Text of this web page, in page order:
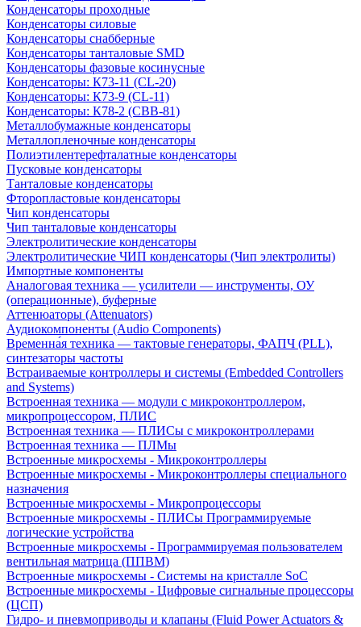
Конденсаторы проходные
Конденсаторы силовые
Конденсаторы снабберные
Конденсаторы танталовые SMD
Конденсаторы фазовые косинусные
Конденсаторы: К73-11 (CL-20)
Конденсаторы: К73-9 (CL-11)
Конденсаторы: К78-2 (CBB-81)
Металлобумажные конденсаторы
Металлопленочные конденсаторы
Полиэтилентерефталатные конденсаторы
Пусковые конденсаторы
Танталовые конденсаторы
Фторопластовые конденсаторы
Чип конденсаторы
Чип танталовые конденсаторы
Электролитические конденсаторы
Электролитические ЧИП конденсаторы (Чип электролиты)
Импортные компоненты
Аналоговая техника — усилители — инструменты, ОУ
(операционные), буферные
Аттенюаторы (Attenuators)
Аудиокомпоненты (Audio Components)
Временна́я техника — тактовые генераторы, ФАПЧ (PLL),
синтезаторы частоты
Встраиваемые контроллеры и системы (Embedded Controllers
and Systems)
Встроенная техника — модули с микроконтроллером,
микропроцессором, ПЛИС
Встроенная техника — ПЛИСы с микроконтроллерами
Встроенная техника — ПЛМы
Встроенные микросхемы - Микроконтроллеры
Встроенные микросхемы - Микроконтроллеры специального
назначения
Встроенные микросхемы - Микропроцессоры
Встроенные микросхемы - ПЛИСы Программируемые
логические устройства
Встроенные микросхемы - Программируемая пользователем
вентильная матрица (ППВМ)
Встроенные микросхемы - Системы на кристалле SoC
Встроенные микросхемы - Цифровые сигнальные процессоры
(ЦСП)
Гидро- и пневмоприводы и клапаны (Fluid Power Actuators &